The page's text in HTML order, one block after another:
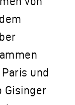
und
Gisinger